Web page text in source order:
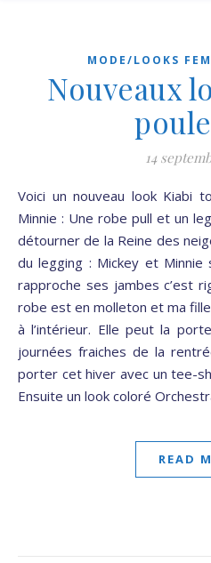
MODE/LOOKS
Nouveaux
14
Voici un nouveau look Kiabi totalement sur le thème de
Minnie : Une robe pull et un
détourner de la Reine des
du legging : Mickey et Minnie
rapproche ses jambes c’est
robe est en molleton et ma
à l’intérieur. Elle peut la
journées fraiches de la
porter cet hiver avec un tee-
Ensuite un look coloré
READ